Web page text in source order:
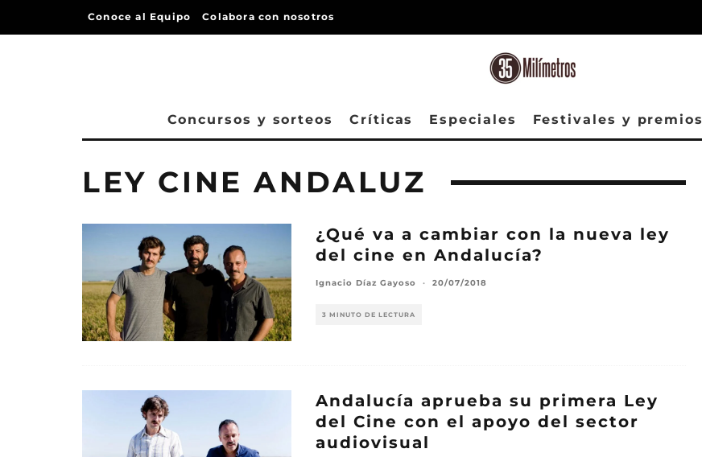
Conoce al Equipo Colabora con nosotros
Concursos y sorteos Críticas Especiales Festivales y premios
LEY CINE ANDALUZ
¿Qué va a cambiar con la nueva ley
del cine en Andalucía?
Ignacio Díaz Gayoso · 20/07/2018
3 MINUTO DE LECTURA
Andalucía aprueba su primera Ley
del Cine con el apoyo del sector
audiovisual